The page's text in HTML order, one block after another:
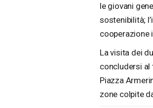
le giovani
sostenibilità;
cooperazione
La visita dei
concludersi al
Piazza
zone colpite